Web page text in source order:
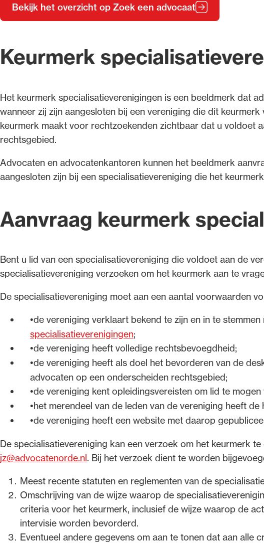
Bekijk het overzicht op Zoek een advocaat
Keurmerk
Het keurmerk specialisatieverenigingen is een beeldmerk dat
wanneer zij zijn aangesloten bij een vereniging die dit
keurmerk maakt voor rechtzoekenden zichtbaar dat u voldoet
rechtsgebied.
Advocaten en advocatenkantoren kunnen het beeldmerk
aangesloten zijn bij een specialisatievereniging die het
Aanvraag keurmerk
Bent u lid van een specialisatievereniging die voldoet aan de
specialisatievereniging verzoeken om het keurmerk aan te
De specialisatievereniging moet aan een aantal voorwaarden
de vereniging verklaart bekend te zijn en in te stemmen
specialisatieverenigingen;
de vereniging heeft volledige rechtsbevoegdheid;
de vereniging heeft als doel het bevorderen van de
advocaten op een onderscheiden rechtsgebied;
de vereniging kent opleidingsvereisten om lid te
het merendeel van de leden van de vereniging heeft
de vereniging heeft een website met daarop
De specialisatievereniging kan een verzoek om het keurmerk
jz@advocatenorde.nl. Bij het verzoek dient te worden
Meest recente statuten en reglementen van de
Omschrijving van de wijze waarop de
criteria voor het keurmerk, inclusief de wijze waarop de
intervisie worden bevorderd.
Eventueel andere gegevens om aan te tonen dat aan alle